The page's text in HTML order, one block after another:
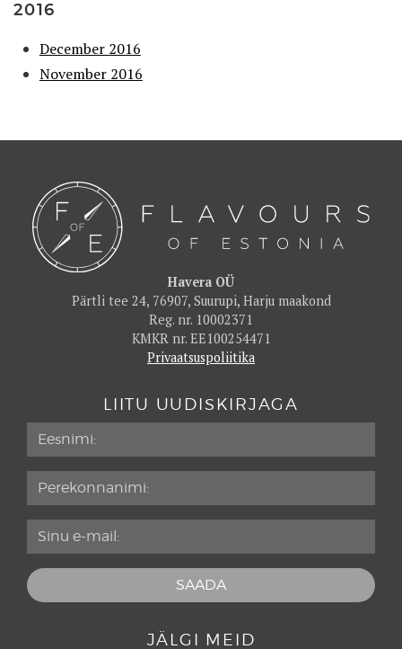
2016
December 2016
November 2016
Havera OÜ
Pärtli tee 24, 76907, Suurupi, Harju maakond
Reg. nr. 10002371
KMKR nr. EE100254471
Privaatsuspoliitika
LIITU UUDISKIRJAGA
JÄLGI MEID